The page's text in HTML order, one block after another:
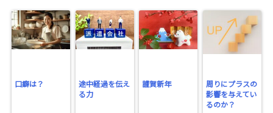
口癖は？
途中経過を伝え
る力
謹賀新年
周りにプラスの
影響を与えてい
るのか？